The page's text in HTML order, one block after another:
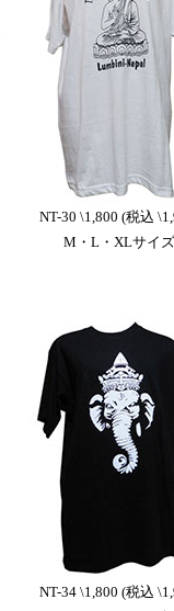
NT-30 \1,800 (税込
M・L・XLサイズ
NT-34 \1,800 (税込